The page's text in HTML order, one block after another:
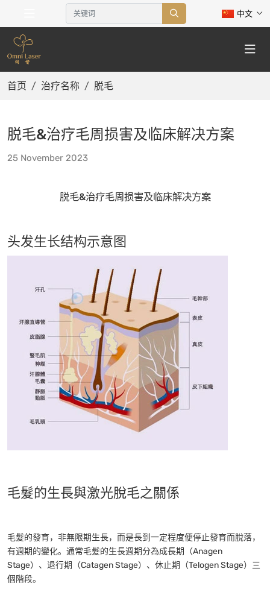
中文
首页 治疗名称 脱毛
脱毛&治疗毛周损害及临床解决方案
25 November 2023
脱毛&治疗毛周损害及临床解决方案
头发生长结构示意图
毛髮的生長與激光脫毛之關係
毛髮的發育，非無限期生長，而是長到一定程度便停止發育而脫落，
有週期的變化。通常毛髮的生長週期分為成長期（Anagen
Stage）、退行期（Catagen Stage）、休止期（Telogen Stage）三
個階段。